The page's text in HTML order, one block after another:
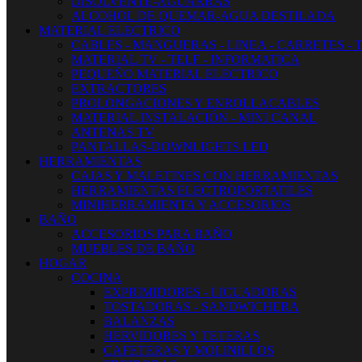
ALCOHOL DE QUEMAR-AGUA DESTILADA
MATERIAL ELECTRICO
CABLES - MANGUERAS - LINEA - CARRETES -
MATERIAL TV - TELF - INFORMATICA
PEQUEÑO MATERIAL ELECTRICO
EXTRACTORES
PROLONGACIONES Y ENROLLACABLES
MATERIAL INSTALACIÓN - MINI CANAL
ANTENAS TV
PANTALLAS-DOWNLIGHTS LED
HERRAMIENTAS
CAJAS Y MALETINES CON HERRAMIENTAS
HERRAMIENTAS ELECTROPORTATILES
MINIHERRAMIENTA Y ACCESORIOS
BAÑO
ACCESORIOS PARA BAÑO
MUEBLES DE BAÑO
HOGAR
COCINA
EXPRIMIDORES - LICUADORAS
TOSTADORAS - SANDWICHERA
BALANZAS
HERVIDORES Y TETERAS
CAFETERAS Y MOLINILLOS